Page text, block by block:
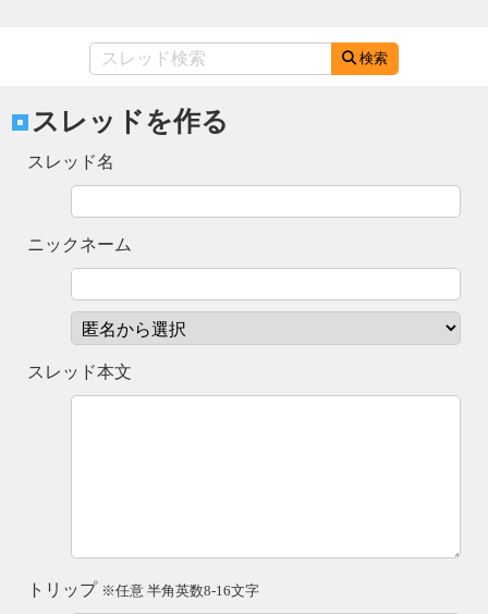
検索
スレッドを作る
スレッド名
ニックネーム
スレッド本文
トリップ ※任意 半角英数8-16文字